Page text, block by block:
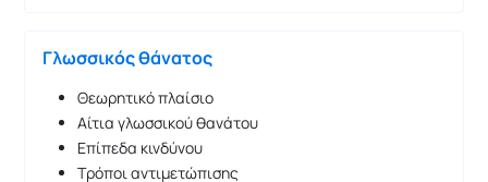
Γλωσσικός θάνατος
Θεωρητικό πλαίσιο
Αίτια γλωσσικού θανάτου
Επίπεδα κινδύνου
Τρόποι αντιμετώπισης